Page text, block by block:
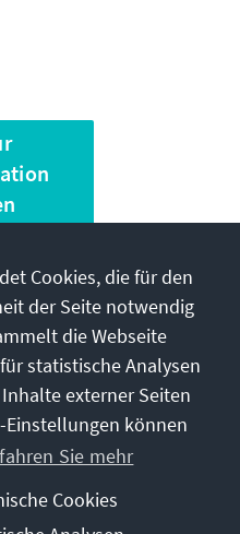
Cookies, die für den
der Seite notwendig
die Webseite
statistische Analysen
externer Seiten
Einstellungen können
Sie mehr
Cookies